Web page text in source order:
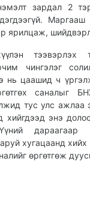
зардал 2
ярилцаж,
тээвэрлэх
чингэлэг
нь цаашид ч
саналыг
тус улс ажлаа
хийгдээд энэ
дараагаар
хугацаанд
өргөтгөж